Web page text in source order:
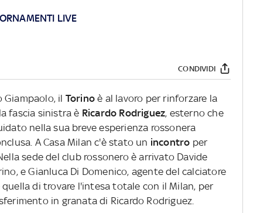
LIVE
CONDIVIDI
Giampaolo, il Torinoè al lavoro per rinforzare la
fascia sinistra è Ricardo Rodriguez, esterno che
nella sua breve esperienza rossonera
A Casa Milan c'è stato un incontro per
sede del club rossonero è arrivato Davide
e Gianluca Di Domenico, agente del calciatore
di trovare l'intesa totale con il Milan, per
in granata di Ricardo Rodriguez.